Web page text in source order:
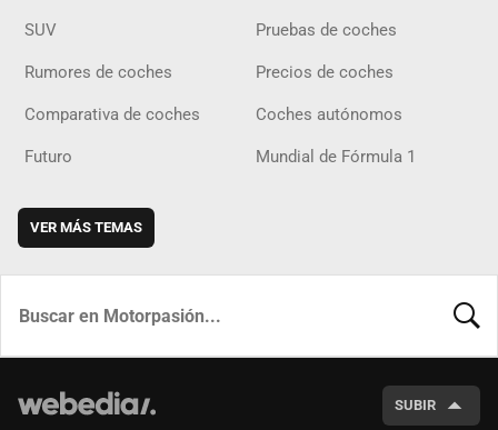
SUV Pruebas de coches
Rumores de coches Precios de coches
Comparativa de coches Coches autónomos
Futuro Mundial de Fórmula 1
VER MÁS TEMAS
SUBIR